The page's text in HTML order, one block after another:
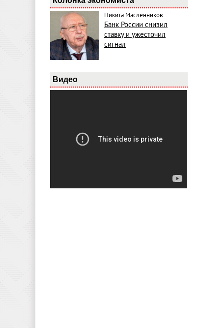
Никита Масленников
Банк России снизил
ставку и ужесточил
сигнал
Видео